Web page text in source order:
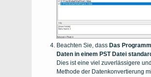
Beachten Sie, dass Das
Daten in einem PSTDatei
Dies ist eine viel zuverlässigere
Methode der Datenkonvertierung